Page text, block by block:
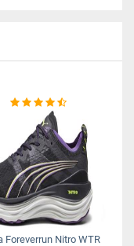
Foreverrun Nitro WTR